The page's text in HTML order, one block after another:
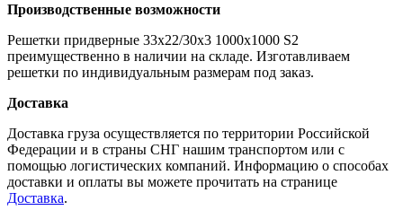
Производственные возможности
Решетки придверные 33x22/30x3 1000x1000 S2
преимущественно в наличии на складе. Изготавливаем
решетки по индивидуальным размерам под заказ.
Доставка
Доставка груза осуществляется по территории Российской
Федерации и в страны СНГ нашим транспортом или с
помощью логистических компаний. Информацию о способах
доставки и оплаты вы можете прочитать на странице
Доставка.